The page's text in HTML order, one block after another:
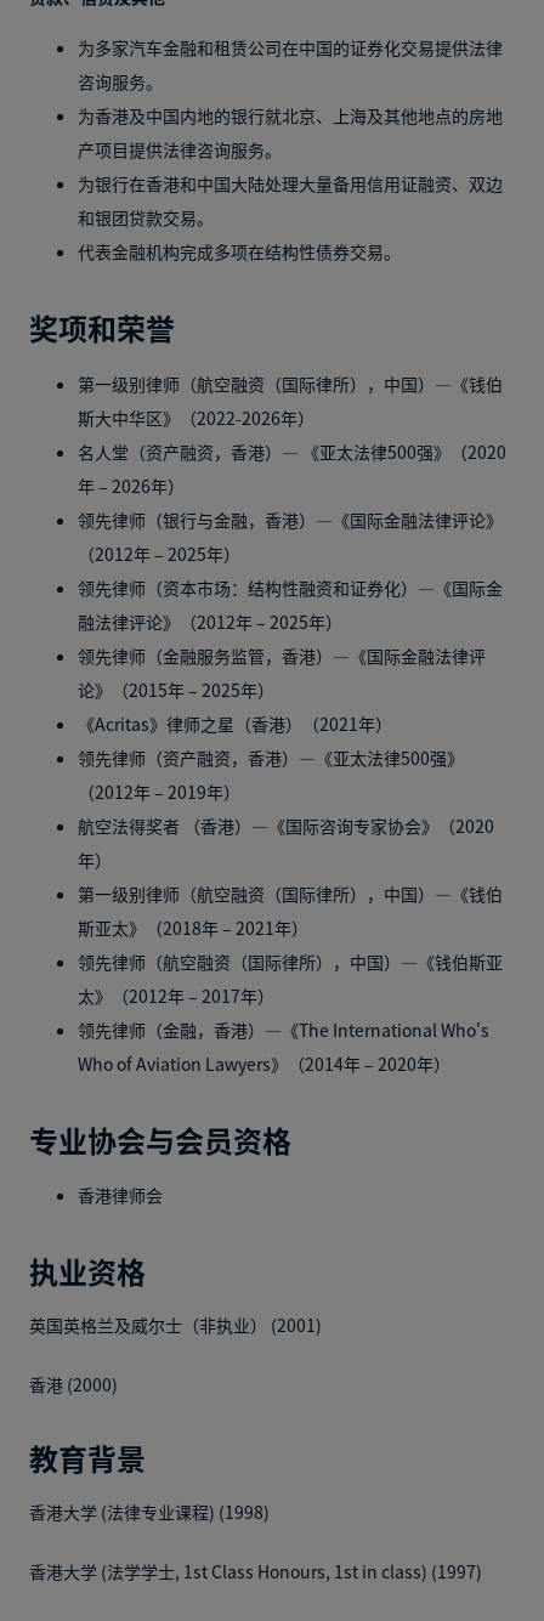
为多家汽车金融和租赁公司在中国的证券化交易提供法律
咨询服务。
为香港及中国内地的银行就北京、上海及其他地点的房地
产项目提供法律咨询服务。
为银行在香港和中国大陆处理大量备用信用证融资、双边
和银团贷款交易。
代表金融机构完成多项在结构性债券交易。
奖项和荣誉
第一级别律师（航空融资（国际律所），中国）—《钱伯
斯大中华区》（2022-2026年）
名人堂（资产融资，香港）— 《亚太法律500强》（2020
年 – 2026年）
领先律师（银行与金融，香港）—《国际金融法律评论》
（2012年 – 2025年）
领先律师（资本市场：结构性融资和证券化）—《国际金
融法律评论》（2012年 – 2025年）
领先律师（金融服务监管，香港）—《国际金融法律评
论》（2015年 – 2025年）
《Acritas》律师之星（香港）（2021年）
领先律师（资产融资，香港）—《亚太法律500强》
（2012年 – 2019年）
航空法得奖者 （香港）—《国际咨询专家协会》（2020
年）
第一级别律师（航空融资（国际律所），中国）—《钱伯
斯亚太》（2018年 – 2021年）
领先律师（航空融资（国际律所），中国）—《钱伯斯亚
太》（2012年 – 2017年）
领先律师（金融，香港）—《The International Who's
Who of Aviation Lawyers》（2014年 – 2020年）
专业协会与会员资格
香港律师会
执业资格
英国英格兰及威尔士（非执业） (2001)
香港 (2000)
教育背景
香港大学 (法律专业课程) (1998)
香港大学 (法学学士, 1st Class Honours, 1st in class) (1997)